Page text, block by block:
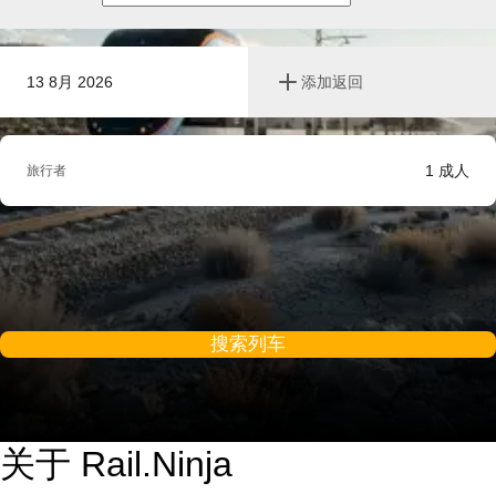
13 8月 2026 添加返回
旅行者 1 成人
搜索列车
关于 Rail.Ninja